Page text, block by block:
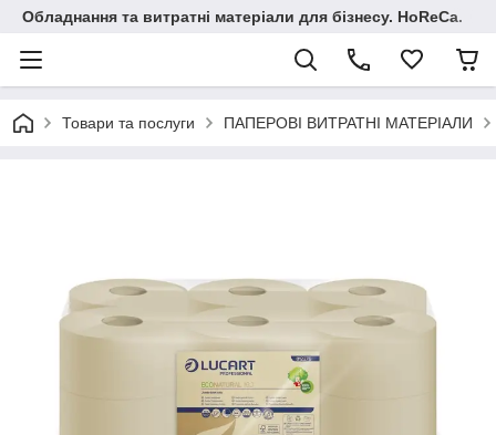
Обладнання та витратні матеріали для бізнесу. HoReCa.
Товари та послуги ПАПЕРОВІ ВИТРАТНІ МАТЕРІАЛИ